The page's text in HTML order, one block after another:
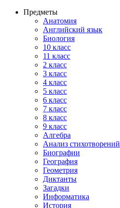
Предметы
Анатомия
Английский язык
Биология
10 класс
11 класс
2 класс
3 класс
4 класс
5 класс
6 класс
7 класс
8 класс
9 класс
Алгебра
Анализ стихотворений
Биографии
География
Геометрия
Диктанты
Загадки
Информатика
История